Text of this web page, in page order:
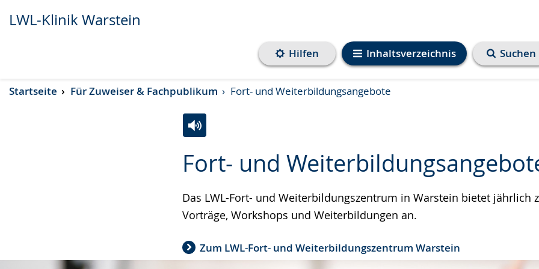
Transkript anzeigen
Abspielen
Pausieren
LWL-Klinik Warstein
Inhaltsverzeichnis
Hilfen Suchen
Startseite Für Zuweiser & Fachpublikum Fort- und Weiterbildungsangebote
Fort- und
Das LWL-Fort- und Weiterbildungszentrum in Warstein bietet jährlich
Vorträge, Workshops und Weiterbildungen an.
Zum LWL-Fort- und Weiterbildungszentrum Warstein
Leichten
wechseln.
Audio-
Video
Deutscher
Gebärdensprache
angezeigt.